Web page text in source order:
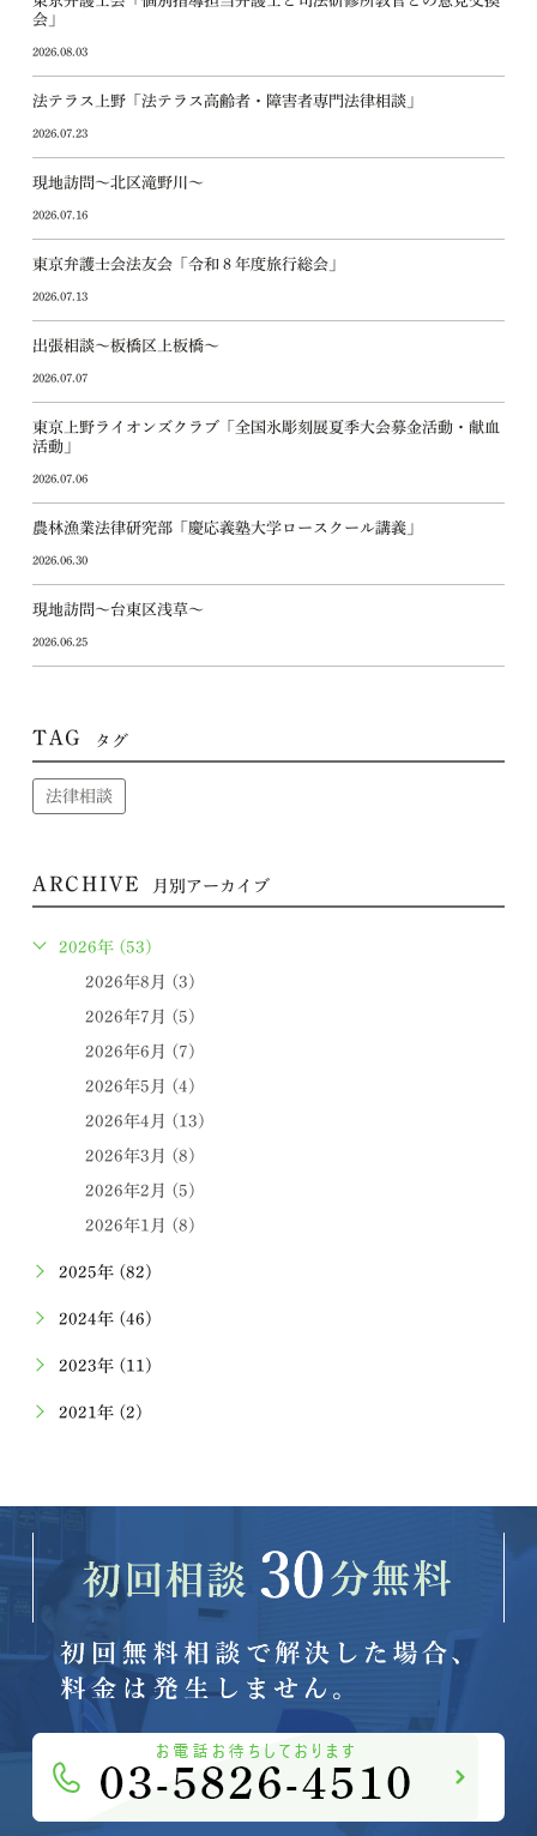
会」
2026.08.03
法テラス上野「法テラス高齢者・障害者専門法律相談」
2026.07.23
現地訪問～北区滝野川～
2026.07.16
東京弁護士会法友会「令和８年度旅行総会」
2026.07.13
出張相談～板橋区上板橋～
2026.07.07
東京上野ライオンズクラブ「全国氷彫刻展夏季大会募金活動・献血
活動」
2026.07.06
農林漁業法律研究部「慶応義塾大学ロースクール講義」
2026.06.30
現地訪問～台東区浅草～
2026.06.25
TAG タグ
法律相談
ARCHIVE 月別アーカイブ
2026年 (53)
2026年8月 (3)
2026年7月 (5)
2026年6月 (7)
2026年5月 (4)
2026年4月 (13)
2026年3月 (8)
2026年2月 (5)
2026年1月 (8)
2025年 (82)
2024年 (46)
2023年 (11)
2021年 (2)